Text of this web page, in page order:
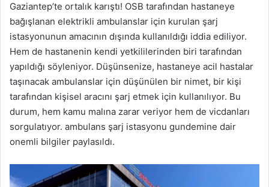
Gaziantep’te ortalık karıştı! OSB tarafından hastaneye
bağışlanan elektrikli ambulanslar için kurulan şarj
istasyonunun amacının dışında kullanıldığı iddia ediliyor.
Hem de hastanenin kendi yetkililerinden biri tarafından
yapıldığı söyleniyor. Düşünsenize, hastaneye acil hastalar
taşınacak ambulanslar için düşünülen bir nimet, bir kişi
tarafından kişisel aracını şarj etmek için kullanılıyor. Bu
durum, hem kamu malına zarar veriyor hem de vicdanları
sorgulatıyor. ambulans şarj istasyonu gundemine dair
onemli bilgiler paylasıldı.